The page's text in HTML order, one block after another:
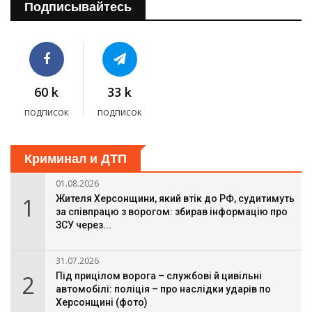
Подписывайтесь
60 k
подписок
33 k
подписок
Криминал и ДТП
1
01.08.2026
Жителя Херсонщини, який втік до РФ, судитимуть
за співпрацю з ворогом: збирав інформацію про
ЗСУ через...
2
31.07.2026
Під прицілом ворога – службові й цивільні
автомобілі: поліція – про наслідки ударів по
Херсонщині (фото)